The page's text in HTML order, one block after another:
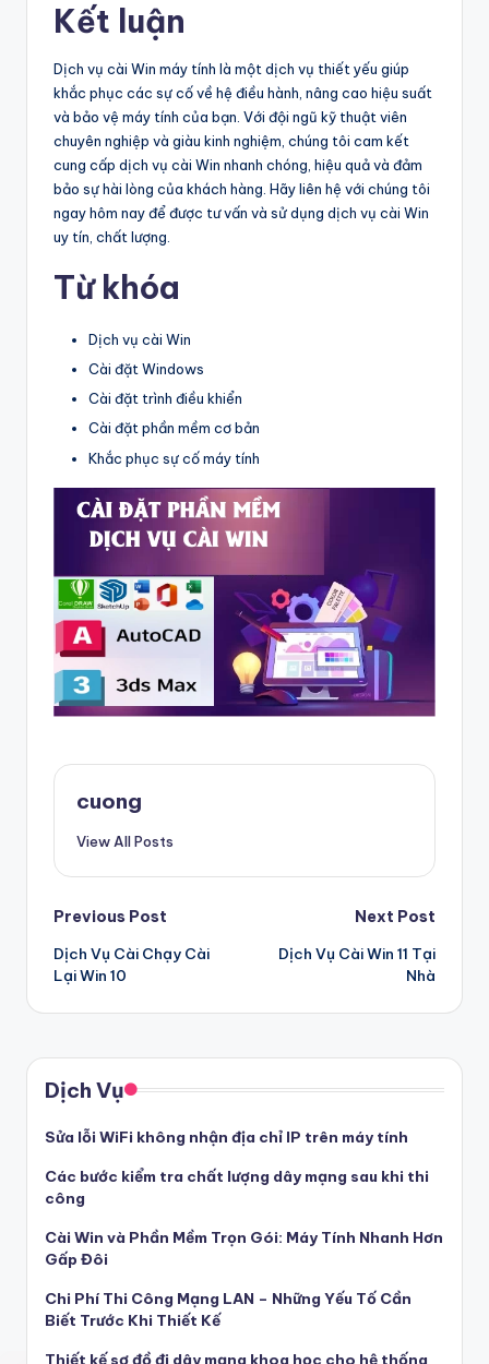
Kết luận
Dịch vụ cài Win máy tính là một dịch vụ thiết yếu giúp
khắc phục các sự cố về hệ điều hành, nâng cao hiệu suất
và bảo vệ máy tính của bạn. Với đội ngũ kỹ thuật viên
chuyên nghiệp và giàu kinh nghiệm, chúng tôi cam kết
cung cấp dịch vụ cài Win nhanh chóng, hiệu quả và đảm
bảo sự hài lòng của khách hàng. Hãy liên hệ với chúng tôi
ngay hôm nay để được tư vấn và sử dụng dịch vụ cài Win
uy tín, chất lượng.
Từ khóa
Dịch vụ cài Win
Cài đặt Windows
Cài đặt trình điều khiển
Cài đặt phần mềm cơ bản
Khắc phục sự cố máy tính
cuong
View All Posts
Post
navigation
Previous Post
Dịch Vụ Cài Chạy Cài
Lại Win 10
Next Post
Dịch Vụ Cài Win 11 Tại
Nhà
Dịch Vụ
Sửa lỗi WiFi không nhận địa chỉ IP trên máy tính
Các bước kiểm tra chất lượng dây mạng sau khi thi
công
Cài Win và Phần Mềm Trọn Gói: Máy Tính Nhanh Hơn
Gấp Đôi
Chi Phí Thi Công Mạng LAN – Những Yếu Tố Cần
Biết Trước Khi Thiết Kế
Thiết kế sơ đồ đi dây mạng khoa học cho hệ thống